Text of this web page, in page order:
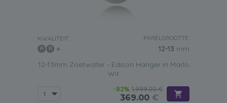
KWALITEIT: PARELGROOTTE:
12-13 mm
12-13mm Zoetwater - Edison Hanger in Marlo
Wit
-82% 1,999.00 €
369.00 €